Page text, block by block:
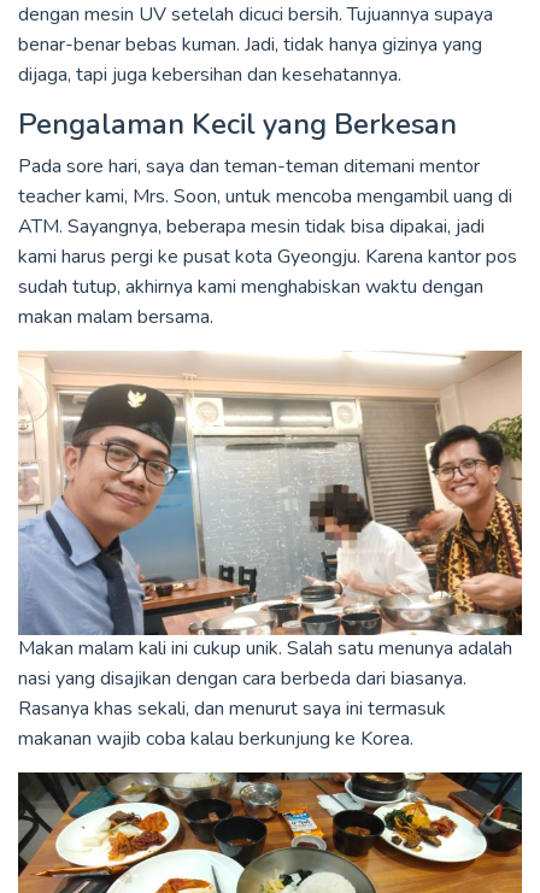
dengan mesin UV setelah dicuci bersih. Tujuannya supaya
benar-benar bebas kuman. Jadi, tidak hanya gizinya yang
dijaga, tapi juga kebersihan dan kesehatannya.
Pengalaman Kecil yang Berkesan
Pada sore hari, saya dan teman-teman ditemani mentor
teacher kami, Mrs. Soon, untuk mencoba mengambil uang di
ATM. Sayangnya, beberapa mesin tidak bisa dipakai, jadi
kami harus pergi ke pusat kota Gyeongju. Karena kantor pos
sudah tutup, akhirnya kami menghabiskan waktu dengan
makan malam bersama.
Makan malam kali ini cukup unik. Salah satu menunya adalah
nasi yang disajikan dengan cara berbeda dari biasanya.
Rasanya khas sekali, dan menurut saya ini termasuk
makanan wajib coba kalau berkunjung ke Korea.